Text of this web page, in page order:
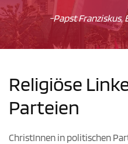
-Papst Franziskus,
Religiöse
Parteien
ChristInnen in politischen